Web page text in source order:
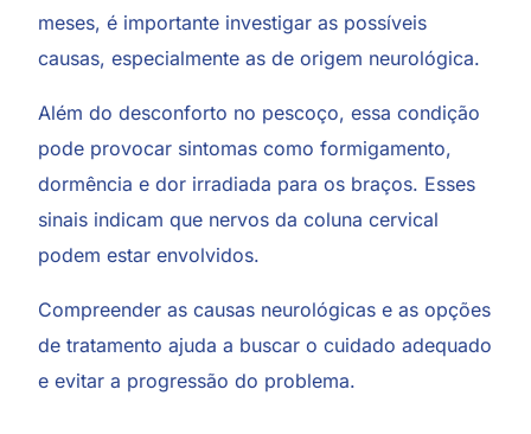
meses, é importante investigar as possíveis
causas, especialmente as de origem neurológica.
Além do desconforto no pescoço, essa condição
pode provocar sintomas como formigamento,
dormência e dor irradiada para os braços. Esses
sinais indicam que nervos da coluna cervical
podem estar envolvidos.
Compreender as causas neurológicas e as opções
de tratamento ajuda a buscar o cuidado adequado
e evitar a progressão do problema.